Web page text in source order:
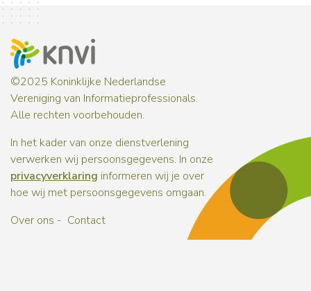
©2025 Koninklijke Nederlandse
Vereniging van Informatieprofessionals.
Alle rechten voorbehouden.
In het kader van onze dienstverlening
verwerken wij persoonsgegevens. In onze
privacyverklaring informeren wij je over
hoe wij met persoonsgegevens omgaan.
Over ons
Contact